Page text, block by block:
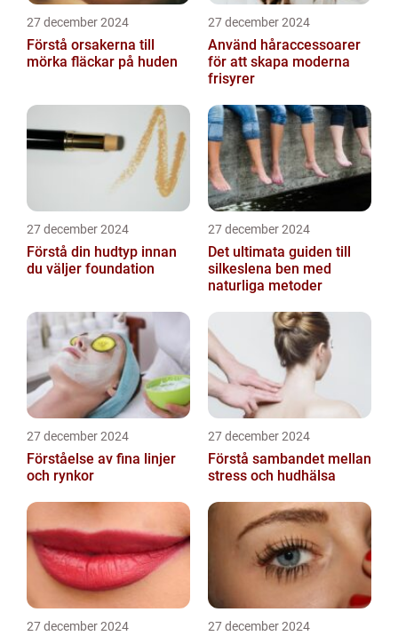
27 december 2024
Förstå orsakerna till
mörka fläckar på huden
27 december 2024
Använd håraccessoarer
för att skapa moderna
frisyrer
27 december 2024
Förstå din hudtyp innan
du väljer foundation
27 december 2024
Det ultimata guiden till
silkeslena ben med
naturliga metoder
27 december 2024
Förståelse av fina linjer
och rynkor
27 december 2024
Förstå sambandet mellan
stress och hudhälsa
27 december 2024 27 december 2024